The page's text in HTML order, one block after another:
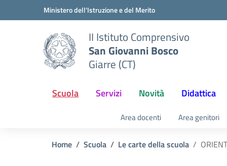
Vai ai contenuti
Vai al menu di navigazioneMinistero dell'Istruzione e del Merito
II Istituto Comprensivo
San Giovanni Bosco
Giarre (CT)
Scuola Servizi Novità Didattica
Area docenti Area genitori
Home Scuola Le carte della scuola